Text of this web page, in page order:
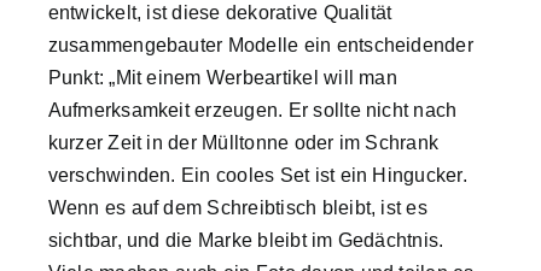
entwickelt, ist diese dekorative Qualität
zusammengebauter Modelle ein entscheidender
Punkt: „Mit einem Werbeartikel will man
Aufmerksamkeit erzeugen. Er sollte nicht nach
kurzer Zeit in der Mülltonne oder im Schrank
verschwinden. Ein cooles Set ist ein Hingucker.
Wenn es auf dem Schreibtisch bleibt, ist es
sichtbar, und die Marke bleibt im Gedächtnis.